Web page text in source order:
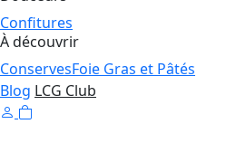
Confitures
À découvrir
ConservesFoie Gras et Pâtés
Blog LCG Club